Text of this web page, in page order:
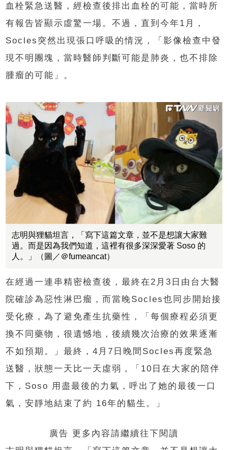
血栓緊急送醫，經檢查後排出血栓的可能，當時所
有報告皆顯示虛驚一場。不過，直到今年1 月，
Socles 突然出現張口呼吸的情況，「影像檢查中發
現不明團塊，當時醫師判斷可能是肺炎，也不排除
腫瘤的可能」。
志明與狸貓坦言，「寫下這篇文章，並不是想讓大家難
過。而是因為我們知道，這裡有很多深深愛著 Soso 的
人。」（圖／＠fumeancat）
在經過一連串精密檢查後，最終在2 月3 日由台大醫
院確診為惡性淋巴瘤，而當晚Socles也同步開始接
受化療，為了避免產生抗藥性，「每個療程必須更
換不同藥物，很遺憾地，後續幾次治療的效果逐漸
不如預期。」最終，4 月7 日晚間 Socles再度緊急
送醫，狀態一天比一天虛弱，「 10 日在大家的陪伴
下， Soso 用盡最後的力氣，呼出了她的最後一口
氣，安靜地結束了約 16年的貓生。」
廣告 更多內容請繼續往下閱讀